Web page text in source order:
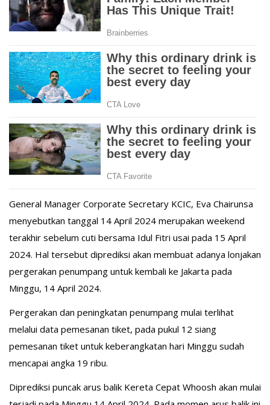
General Manager Corporate Secretary KCIC, Eva Chairunsa
menyebutkan tanggal 14 April 2024 merupakan weekend
terakhir sebelum cuti bersama Idul Fitri usai pada 15 April
2024. Hal tersebut diprediksi akan membuat adanya lonjakan
pergerakan penumpang untuk kembali ke Jakarta pada
Minggu, 14 April 2024.
Pergerakan dan peningkatan penumpang mulai terlihat
melalui data pemesanan tiket, pada pukul 12 siang
pemesanan tiket untuk keberangkatan hari Minggu sudah
mencapai angka 19 ribu.
Diprediksi puncak arus balik Kereta Cepat Whoosh akan mulai